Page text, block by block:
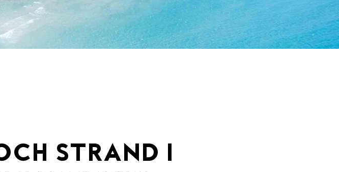
STRAND I